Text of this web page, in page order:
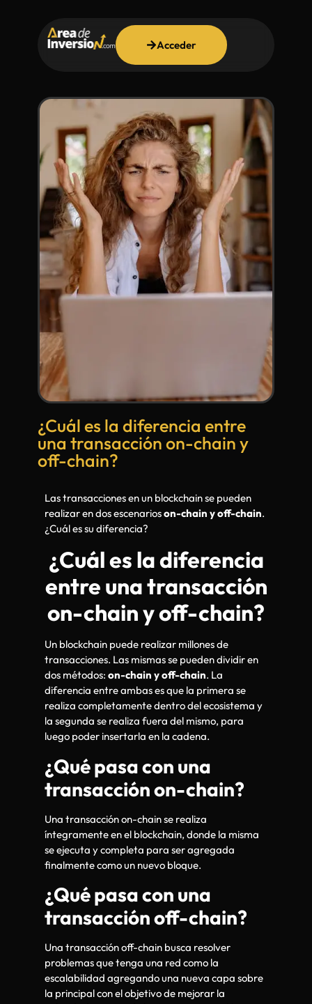
Acceder
¿Cuál es la diferencia entre
una transacción on-chain y
off-chain?
Las transacciones en un blockchain se pueden
realizar en dos escenarioson-chain y off-chain.
¿Cuál es su diferencia?
¿Cuál es la diferencia
entre una transacción
on-chain y off-chain?
Un blockchain puede realizar millones de
transacciones. Las mismas se pueden dividir en
dos métodos: on-chain y off-chain. La
diferencia entre ambas es que la primera se
realiza completamente dentro del ecosistema y
la segunda se realiza fuera del mismo, para
luego poder insertarla en la cadena.
¿Qué pasa con una
transacción on-chain?
Una transacción on-chain se realiza
íntegramente en el blockchain, donde la misma
se ejecuta y completa para ser agregada
finalmente como un nuevo bloque.
¿Qué pasa con una
transacción off-chain?
Una transacción off-chain busca resolver
problemas que tenga una red como la
escalabilidad agregando una nueva capa sobre
la principal con el objetivo de mejorar la